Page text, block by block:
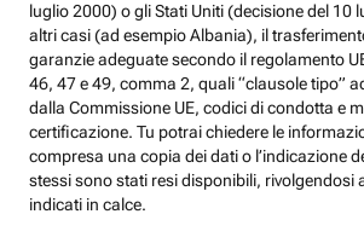
luglio 2000) o gli Stati Uniti (decisione del 10
altri casi (ad esempio Albania), il
garanzie adeguate secondo il regolamento
46, 47 e 49, comma 2, quali “clausole tipo”
dalla Commissione UE, codici di condotta e
certificazione. Tu potrai chiedere le
compresa una copia dei dati o l’indicazione
stessi sono stati resi disponibili, rivolgendosi
indicati in calce.